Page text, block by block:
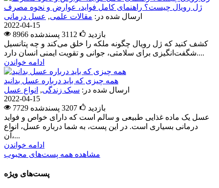
ژل رویال چیست؟ راهنمای کامل فواید، عوارض و نحوه مصرف
ارسال شده در: مقالات علمی, عسل درمانی
2022-04-15
8966 بازدید
3112 پسندشده
کشف کنید که ژل رویال چگونه ملکه را خلق می‌کند و چه پتانسیل
شگفت‌انگیزی برای سلامتی، جوانی و تقویت ایمنی انسان دارد....
ادامه خواندن
همه چیزی که باید درباره عسل بدانید
ارسال شده در: سبک زندگی, انواع عسل
2022-04-15
7729 بازدید
3207 پسندشده
عسل یک ماده غذایی طبیعی و سالم است که دارای خواص و فواید
درمانی بسیاری است. در این پست، به شما درباره عسل، انواع
آن،...
ادامه خواندن
مشاهده همه پست‌های محبوب
پست‌های ویژه